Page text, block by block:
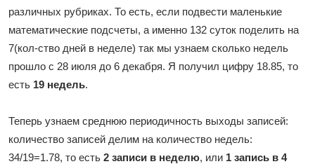
различных рубриках. То есть, если подвести маленькие
математические подсчеты, а именно 132 суток поделить на
7(кол-ство дней в неделе) так мы узнаем сколько недель
прошло с 28 июля до 6 декабря. Я получил цифру 18.85, то
есть 19 недель.
Теперь узнаем среднюю периодичность выходы записей:
количество записей делим на количество недель:
34/19=1.78, то есть 2 записи в неделю, или 1 запись в 4